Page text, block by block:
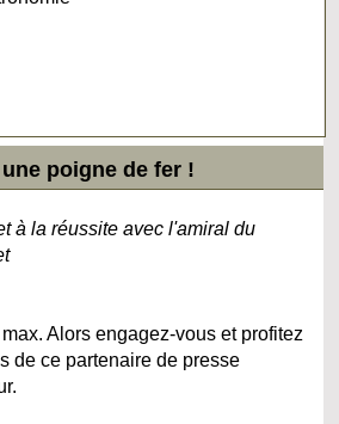
poigne de fer !
à la réussite avec l'amiral du
Alors engagez-vous et profitez
de ce partenaire de presse